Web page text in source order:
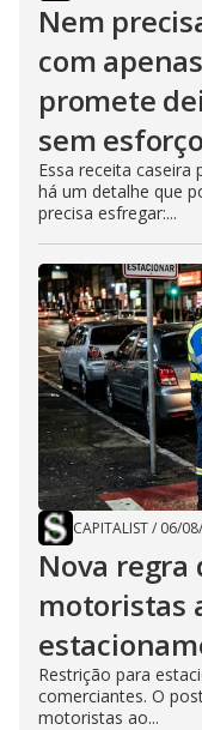
Nem
com
promete
sem esforço
Essa receita
há um detalhe que
precisa esfregar:...
CAPITALIST/ 06/
Nova
motoristas
Restrição para
comerciantes. O
motoristas ao...